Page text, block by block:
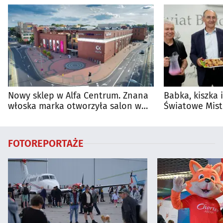
Nowy sklep w Alfa Centrum. Znana
włoska marka otworzyła salon w
Babka, kiszka
Światowe
FOTOREPORTAŻE